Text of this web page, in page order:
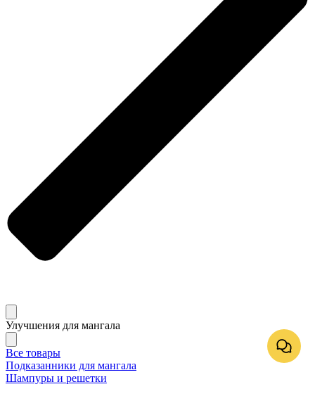
Улучшения для мангала
Все товары
Подказанники для мангала
Шампуры и решетки